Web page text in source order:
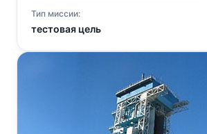
Тип миссии:
тестовая цель